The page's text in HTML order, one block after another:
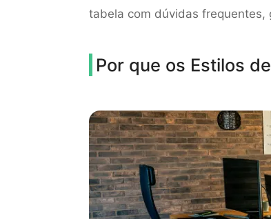
tabela com dúvidas frequentes,
Por que os Estilos